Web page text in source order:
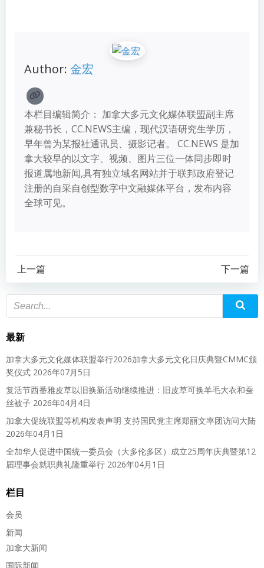
Author: 金宏
本栏目编辑简介： 加拿大多元文化媒体联盟副主席
兼秘书长，CC.NEWS主编，现代汉语研究生学历，
早年曾为某报社通讯员、摄影记者。 CC.NEWS 是加
拿大较早的以文字、视频、图片三位一体同步即时
报道属地新闻,具有独立域名网站并于联邦政府登记
注册的自采自创型数字中文融媒体平台，发布内容
全球可见。
上一篇 下一篇
最新
加拿大多元文化媒体联盟举行2026加拿大多元文化日庆典暨CMMC颁
奖仪式 2026年07月5日
复活节西番雅皮草以旧换新活动继续推进：旧皮草可换羊毛大衣和蚕
丝被子 2026年04月4日
加拿大促统联盟等机构发表声明 支持国民党主席郑丽文率团访问大陆
2026年04月1日
全加华人促进中国统一委员会（大多伦多区）成立25周年庆典暨第12
届理事会就职典礼隆重举行 2026年04月1日
栏目
会员
新闻
加拿大新闻
国际新闻